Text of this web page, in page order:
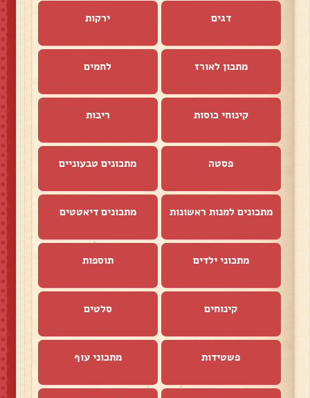
דגים ירקות
מתכון לאורז לחמים
קינוחי כוסות ריבות
פסטה מתכונים טבעוניים
מתכונים למנות ראשונות מתכונים דיאטטים
מתכוני ילדים תוספות
קינוחים סלטים
פשטידות מתכוני עוף